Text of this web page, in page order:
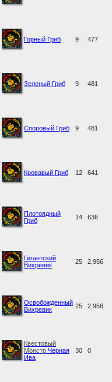
Горный Гриб 9 477
Зеленый Гриб 9 481
Споровый Гриб 9 481
Кровавый Гриб 12 641
Плотоядный
Гриб
14 636
Гигантский
Вихревик
25 2,956
Освобожденный
Вихревик
25 2,956
Квестовый
Монстр Черная
Ива
30 0